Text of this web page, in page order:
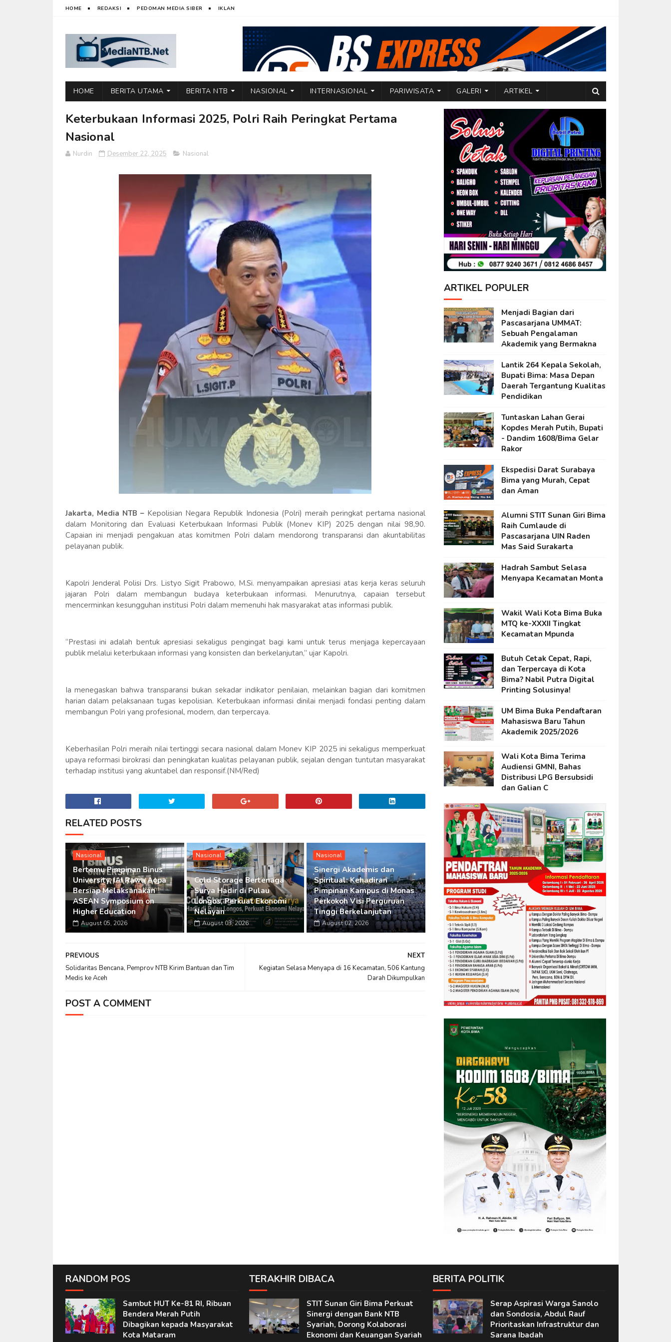
HOME REDAKSI PEDOMAN MEDIA SIBER IKLAN
HOME BERITA UTAMA BERITA NTB NASIONAL INTERNASIONAL PARIWISATA GALERI ARTIKEL
Keterbukaan Informasi 2025, Polri Raih Peringkat Pertama
Nasional
Nurdin Desember 22, 2025 Nasional
Jakarta, Media NTB – Kepolisian Negara Republik Indonesia (Polri) meraih peringkat pertama nasional
dalam Monitoring dan Evaluasi Keterbukaan Informasi Publik (Monev KIP) 2025 dengan nilai 98,90.
Capaian ini menjadi pengakuan atas komitmen Polri dalam mendorong transparansi dan akuntabilitas
pelayanan publik.
Kapolri Jenderal Polisi Drs. Listyo Sigit Prabowo, M.Si. menyampaikan apresiasi atas kerja keras seluruh
jajaran Polri dalam membangun budaya keterbukaan informasi. Menurutnya, capaian tersebut
mencerminkan kesungguhan institusi Polri dalam memenuhi hak masyarakat atas informasi publik.
“Prestasi ini adalah bentuk apresiasi sekaligus pengingat bagi kami untuk terus menjaga kepercayaan
publik melalui keterbukaan informasi yang konsisten dan berkelanjutan,” ujar Kapolri.
Ia menegaskan bahwa transparansi bukan sekadar indikator penilaian, melainkan bagian dari komitmen
harian dalam pelaksanaan tugas kepolisian. Keterbukaan informasi dinilai menjadi fondasi penting dalam
membangun Polri yang profesional, modern, dan terpercaya.
Keberhasilan Polri meraih nilai tertinggi secara nasional dalam Monev KIP 2025 ini sekaligus memperkuat
upaya reformasi birokrasi dan peningkatan kualitas pelayanan publik, sejalan dengan tuntutan masyarakat
terhadap institusi yang akuntabel dan responsif.(NM/Red)
RELATED POSTS
Nasional
Bertemu Pimpinan Binus
University, IAI Rawa Aopa
Bersiap Melaksanakan
ASEAN Symposium on
Higher Education
August 05, 2026
Nasional
Cold Storage Bertenaga
Surya Hadir di Pulau
Longos, Perkuat Ekonomi
Nelayan
August 03, 2026
Nasional
Sinergi Akademis dan
Spiritual: Kehadiran
Pimpinan Kampus di Monas
Perkokoh Visi Perguruan
Tinggi Berkelanjutan
August 02, 2026
NEXT
Kegiatan Selasa Menyapa di 16 Kecamatan, 506 Kantung
Darah Dikumpulkan
PREVIOUS
Solidaritas Bencana, Pemprov NTB Kirim Bantuan dan Tim
Medis ke Aceh
POST A COMMENT
ARTIKEL POPULER
Menjadi Bagian dari
Pascasarjana UMMAT:
Sebuah Pengalaman
Akademik yang Bermakna
Lantik 264 Kepala Sekolah,
Bupati Bima: Masa Depan
Daerah Tergantung Kualitas
Pendidikan
Tuntaskan Lahan Gerai
Kopdes Merah Putih, Bupati
- Dandim 1608/Bima Gelar
Rakor
Ekspedisi Darat Surabaya
Bima yang Murah, Cepat
dan Aman
Alumni STIT Sunan Giri Bima
Raih Cumlaude di
Pascasarjana UIN Raden
Mas Said Surakarta
Hadrah Sambut Selasa
Menyapa Kecamatan Monta
Wakil Wali Kota Bima Buka
MTQ ke-XXXII Tingkat
Kecamatan Mpunda
Butuh Cetak Cepat, Rapi,
dan Terpercaya di Kota
Bima? Nabil Putra Digital
Printing Solusinya!
UM Bima Buka Pendaftaran
Mahasiswa Baru Tahun
Akademik 2025/2026
Wali Kota Bima Terima
Audiensi GMNI, Bahas
Distribusi LPG Bersubsidi
dan Galian C
RANDOM POS
Sambut HUT Ke-81 RI, Ribuan
Bendera Merah Putih
Dibagikan kepada Masyarakat
Kota Mataram
TERAKHIR DIBACA
STIT Sunan Giri Bima Perkuat
Sinergi dengan Bank NTB
Syariah, Dorong Kolaborasi
Ekonomi dan Keuangan Syariah
BERITA POLITIK
Serap Aspirasi Warga Sanolo
dan Sondosia, Abdul Rauf
Prioritaskan Infrastruktur dan
Sarana Ibadah